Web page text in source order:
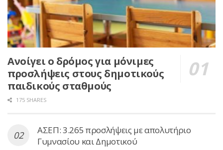
Ανοίγει ο δρόμος για μόνιμες
προσλήψεις στους δημοτικούς
παιδικούς σταθμούς
175 SHARES
ΑΣΕΠ: 3.265 προσλήψεις με απολυτήριο
Γυμνασίου και Δημοτικού